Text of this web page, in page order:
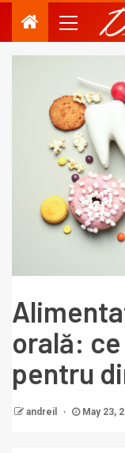
orală:
pentru
andreil May 23,